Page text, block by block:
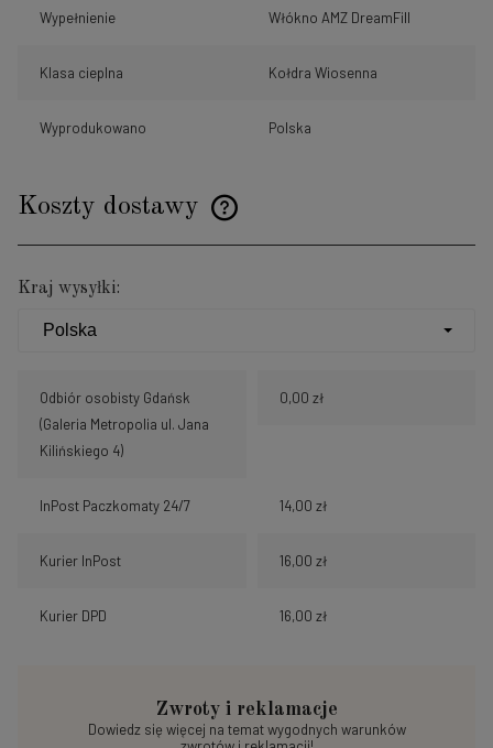
Wypełnienie Włókno AMZ DreamFill
Klasa cieplna Kołdra Wiosenna
Wyprodukowano Polska
Koszty dostawy
Cena nie zawiera ewentualnych kosztów płatności
Kraj wysyłki:
Odbiór osobisty Gdańsk
(Galeria Metropolia ul. Jana
Kilińskiego 4)
0,00 zł
InPost Paczkomaty 24/7 14,00 zł
Kurier InPost 16,00 zł
Kurier DPD 16,00 zł
Zwroty i reklamacje
Dowiedz się więcej na temat wygodnych warunków